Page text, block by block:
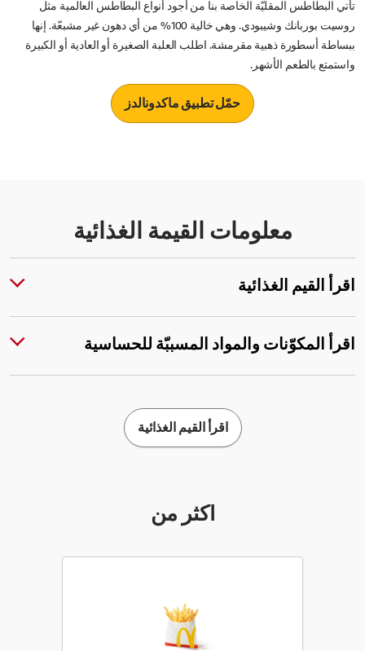
تأتي البطاطس المقليّة الخاصة بنا من أجود أنواع البطاطس العالمية مثل
روسيت بوربانك وشيبودي. وهي خالية 100% من أي دهون غير مشبعّة. إنها
ببساطة أسطورة ذهبية مقرمشة. اطلب العلبة الصغيرة أو العادية أو الكبيرة
واستمتع بالطعم الأشهر.
حمّل تطبيق ماكدونالدز
معلومات القيمة الغذائية
اقرأ القيم الغذائية
اقرأ المكوّنات والمواد المسببّة للحساسية
اقرأ القيم الغذائية
أكثر من